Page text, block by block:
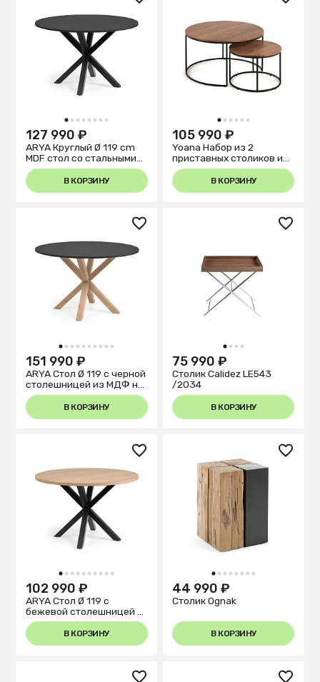
1 2 3 4 5 6 7 8
127 990 ₽
ARYA Круглый Ø 119 cm
MDF стол со стальными
черными ножками
В КОРЗИНУ
1 2 3 4 5 6
105 990 ₽
Yoana Набор из 2
приставных столиков из
шпона ореха и черным
металлом Ø 80 см / Ø 50
см
В КОРЗИНУ
1 2 3 4 5 6 7 8 9 10
151 990 ₽
ARYA Стол Ø 119 с черной
столешницей из МДФ на
стальных ножках с
натуральной отделкой
В КОРЗИНУ
1 2 3 4
75 990 ₽
Столик Calidez LE543
/2034
В КОРЗИНУ
1 2 3 4 5 6 7 8 9 10
102 990 ₽
ARYA Стол Ø 119 с
бежевой столешницей с
отделкой из меламина на
стальных ножках с
черной отделкой
В КОРЗИНУ
1 2 3 4 5 6 7 8
44 990 ₽
Столик Ognak
В КОРЗИНУ